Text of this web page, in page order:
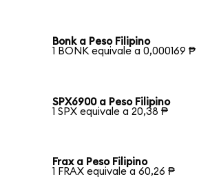
Bonk a Peso Filipino
1 BONK equivale a 0,000169 ₱
SPX6900 a Peso Filipino
1 SPX equivale a 20,38 ₱
Frax a Peso Filipino
1 FRAX equivale a 60,26 ₱